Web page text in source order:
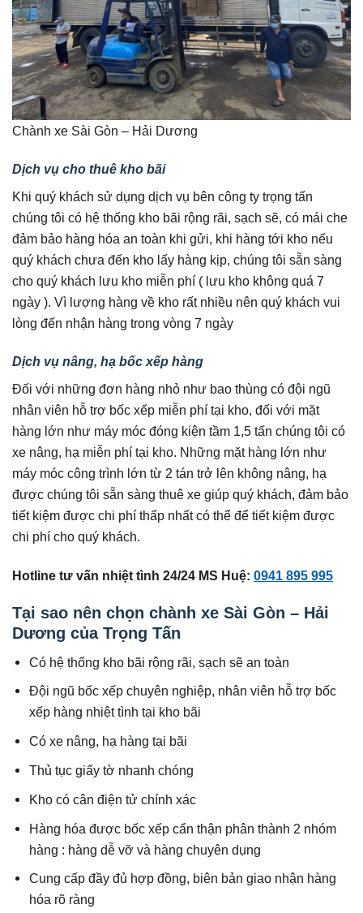
Chành xe Sài Gòn – Hải Dương
Dịch vụ cho thuê kho bãi
Khi quý khách sử dụng dịch vụ bên công ty trọng tấn
chúng tôi có hệ thống kho bãi rộng rãi, sạch sẽ, có mái che
đảm bảo hàng hóa an toàn khi gửi, khi hàng tới kho nếu
quý khách chưa đến kho lấy hàng kịp, chúng tôi sẵn sàng
cho quý khách lưu kho miễn phí ( lưu kho không quá 7
ngày ). Vì lượng hàng về kho rất nhiều nên quý khách vui
lòng đến nhận hàng trong vòng 7 ngày
Dịch vụ nâng, hạ bốc xếp hàng
Đối với những đơn hàng nhỏ như bao thùng có đội ngũ
nhân viên hỗ trợ bốc xếp miễn phí tại kho, đối với mặt
hàng lớn như máy móc đóng kiện tầm 1,5 tấn chúng tôi có
xe nâng, hạ miễn phí tại kho. Những mặt hàng lớn như
máy móc công trình lớn từ 2 tán trở lên không nâng, hạ
được chúng tôi sẵn sàng thuê xe giúp quý khách, đảm bảo
tiết kiệm được chi phí thấp nhất có thể để tiết kiệm được
chi phí cho quý khách.
Hotline tư vấn nhiệt tình 24/24 MS Huệ: 0941 895 995
Tại sao nên chọn chành xe Sài Gòn – Hải
Dương của Trọng Tấn
Có hệ thống kho bãi rộng rãi, sạch sẽ an toàn
Đội ngũ bốc xếp chuyên nghiệp, nhân viên hỗ trợ bốc
xếp hàng nhiệt tình tại kho bãi
Có xe nâng, hạ hàng tại bãi
Thủ tục giấy tờ nhanh chóng
Kho có cân điện tử chính xác
Hàng hóa được bốc xếp cẩn thận phân thành 2 nhóm
hàng : hàng dễ vỡ và hàng chuyên dụng
Cung cấp đầy đủ hợp đồng, biên bản giao nhận hàng
hóa rõ ràng